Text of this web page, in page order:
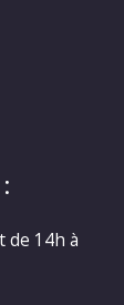
de 14h à